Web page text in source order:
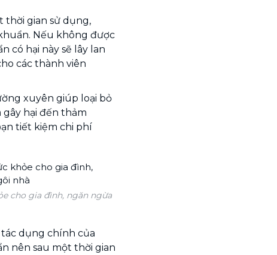
thời gian sử dụng,
Nếu không được
có hại này sẽ lây lan
các thành viên
xuyên giúp loại bỏ
hại đến thảm
tiết kiệm chi phí
cho gia đình, ngăn ngừa
tác dụng chính của
nên sau một thời gian